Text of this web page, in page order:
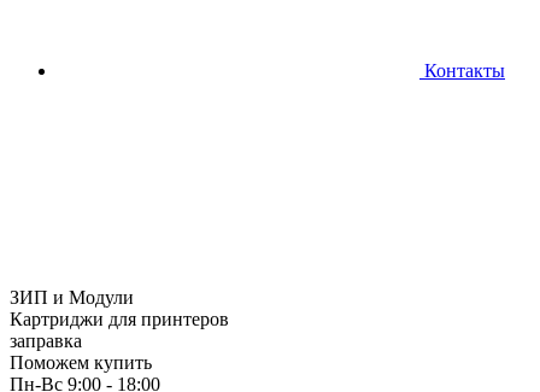
Контакты
ЗИП и Модули
Картриджи для принтеров
заправка
Поможем купить
Пн-Вс 9:00 - 18:00